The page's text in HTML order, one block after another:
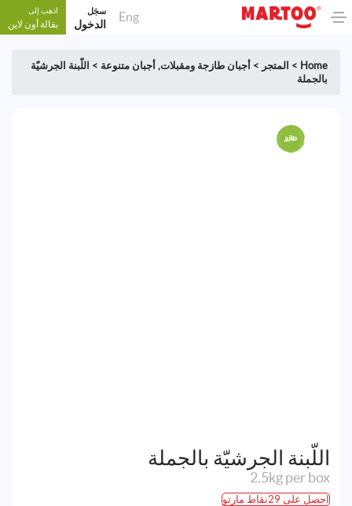
Eng سجَل
الدخول
اذهب إلى
بقالة أون لاين
Home
> المتجر > أجبان طازجة ومقبلات, أجبان متنوعة > اللّبنة الجرشيّة
بالجملة
اللّبنة الجرشيّة بالجملة
2.5kg per box
احصل على 29نقاط مارتو